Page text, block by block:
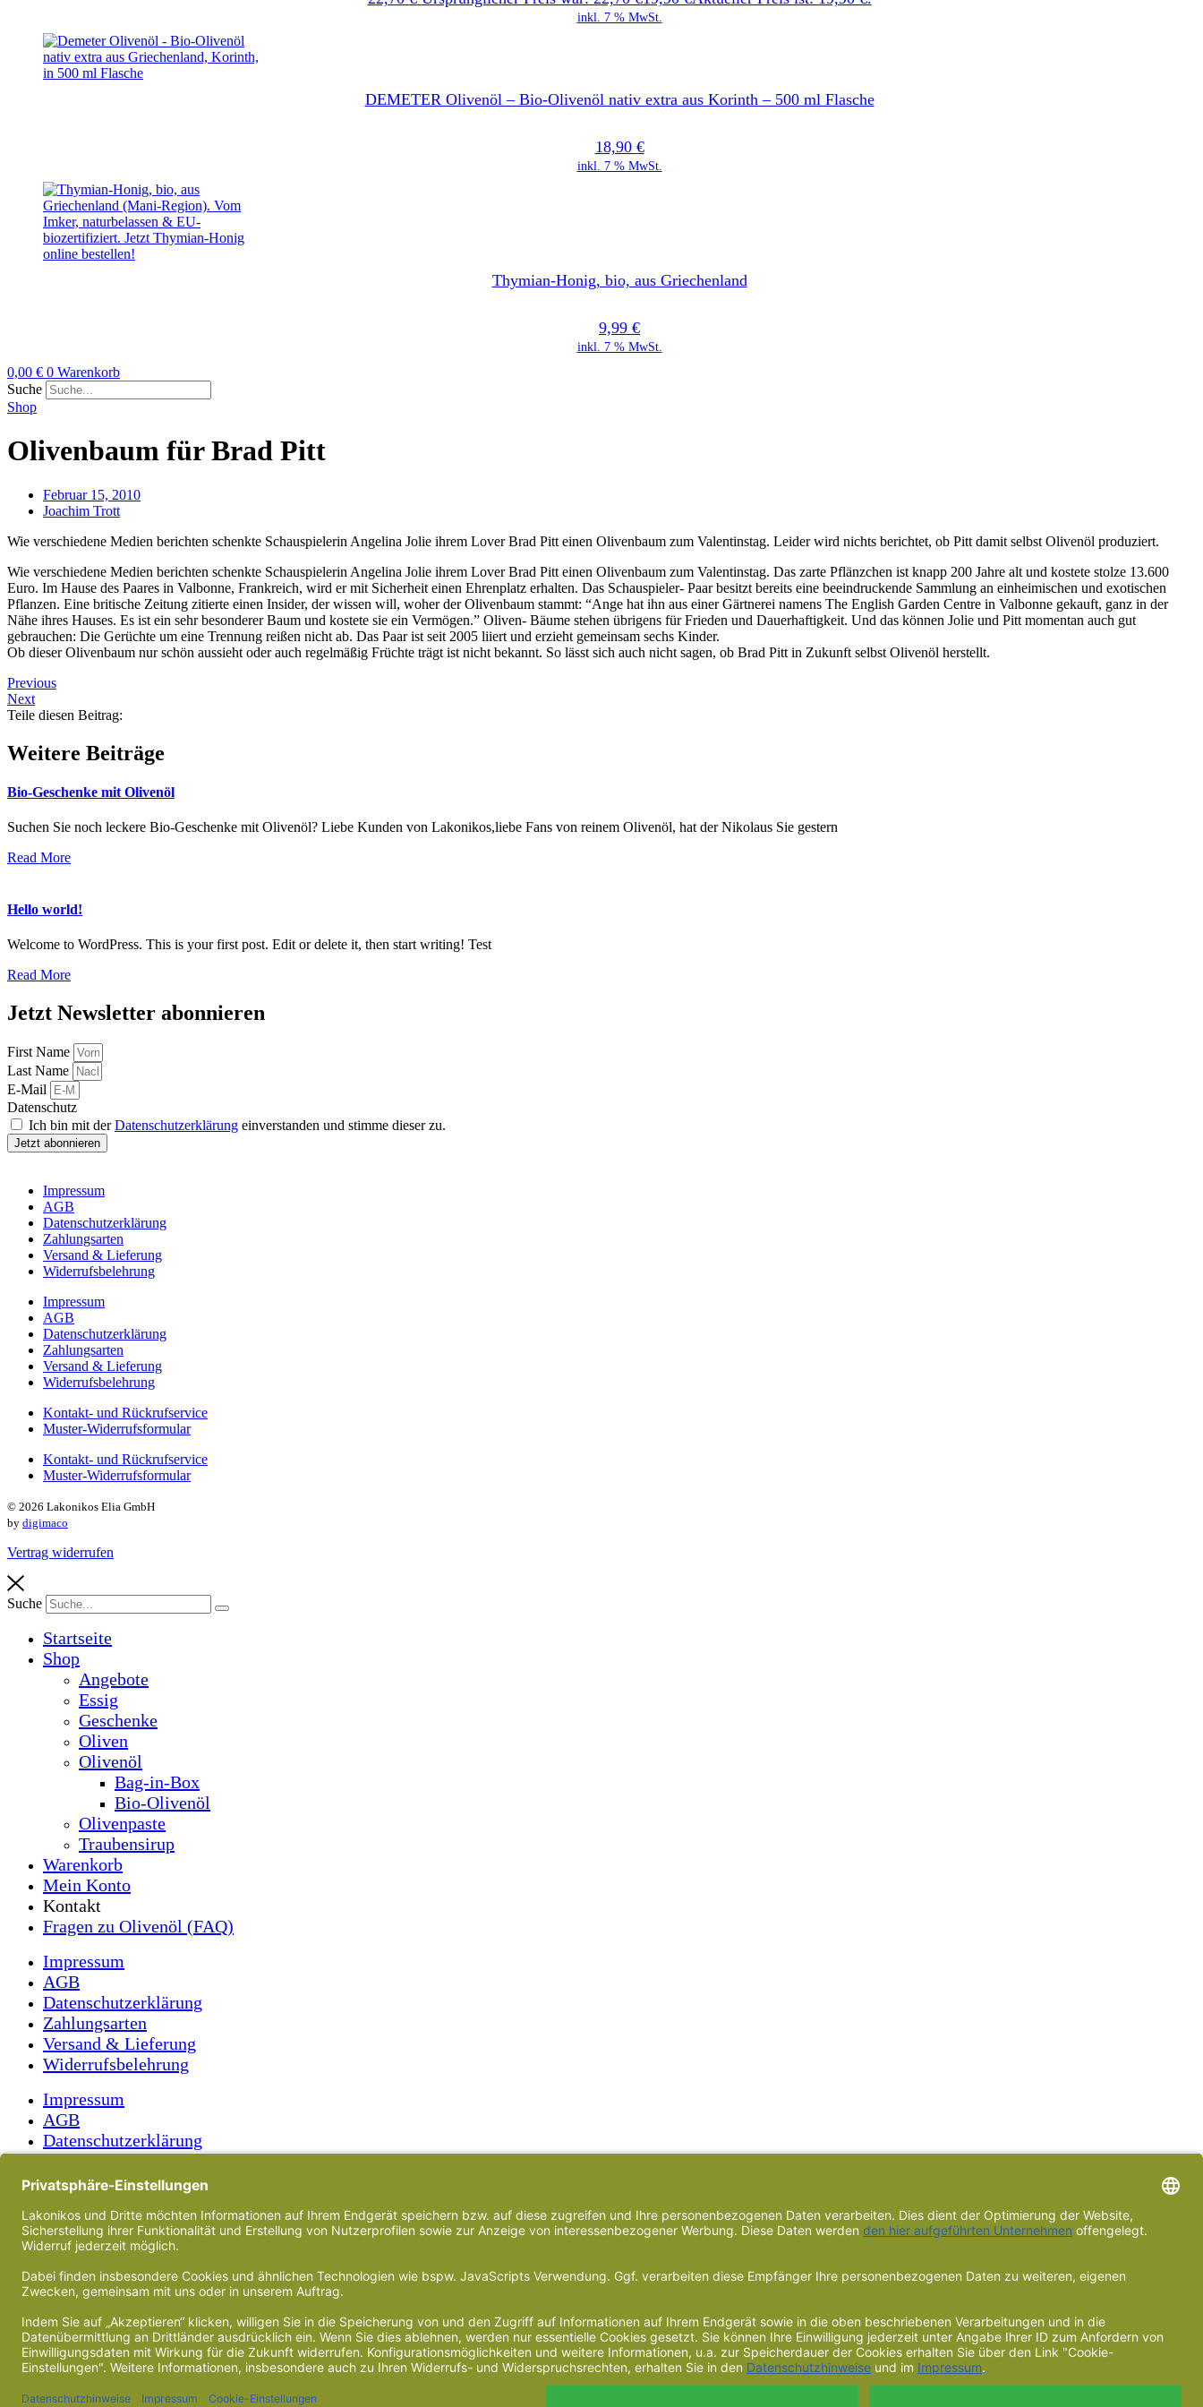
inkl. 7 % MwSt.
DEMETER Olivenöl – Bio-Olivenöl nativ extra aus Korinth – 500 ml Flasche
18,90 €
inkl. 7 % MwSt.
Thymian-Honig, bio, aus Griechenland
9,99 €
inkl. 7 % MwSt.
0,00 € 0 Warenkorb
Suche
Shop
Olivenbaum für Brad Pitt
Februar 15, 2010
Joachim Trott
Wie verschiedene Medien berichten schenkte Schauspielerin Angelina Jolie ihrem Lover Brad Pitt einen Olivenbaum zum Valentinstag. Leider wird nichts berichtet, ob Pitt damit selbst Olivenöl produziert.
Wie verschiedene Medien berichten schenkte Schauspielerin Angelina Jolie ihrem Lover Brad Pitt einen Olivenbaum zum Valentinstag. Das zarte Pflänzchen ist knapp 200 Jahre alt und kostete stolze 13.600
Euro. Im Hause des Paares in Valbonne, Frankreich, wird er mit Sicherheit einen Ehrenplatz erhalten. Das Schauspieler- Paar besitzt bereits eine beeindruckende Sammlung an einheimischen und exotischen
Pflanzen. Eine britische Zeitung zitierte einen Insider, der wissen will, woher der Olivenbaum stammt: “Ange hat ihn aus einer Gärtnerei namens The English Garden Centre in Valbonne gekauft, ganz in der
Nähe ihres Hauses. Es ist ein sehr besonderer Baum und kostete sie ein Vermögen.” Oliven- Bäume stehen übrigens für Frieden und Dauerhaftigkeit. Und das können Jolie und Pitt momentan auch gut
gebrauchen: Die Gerüchte um eine Trennung reißen nicht ab. Das Paar ist seit 2005 liiert und erzieht gemeinsam sechs Kinder.
Ob dieser Olivenbaum nur schön aussieht oder auch regelmäßig Früchte trägt ist nicht bekannt. So lässt sich auch nicht sagen, ob Brad Pitt in Zukunft selbst Olivenöl herstellt.
Previous
Next
Teile diesen Beitrag:
Weitere Beiträge
Bio-Geschenke mit Olivenöl
Suchen Sie noch leckere Bio-Geschenke mit Olivenöl? Liebe Kunden von Lakonikos,liebe Fans von reinem Olivenöl, hat der Nikolaus Sie gestern
Read More
Hello world!
Welcome to WordPress. This is your first post. Edit or delete it, then start writing! Test
Read More
Jetzt Newsletter abonnieren
First Name
Last Name
E-Mail
Datenschutz
Ich bin mit derDatenschutzerklärung einverstanden und stimme dieser zu.
Jetzt abonnieren
Impressum
AGB
Datenschutzerklärung
Zahlungsarten
Versand & Lieferung
Widerrufsbelehrung
Impressum
AGB
Datenschutzerklärung
Zahlungsarten
Versand & Lieferung
Widerrufsbelehrung
Kontakt- und Rückrufservice
Muster-Widerrufsformular
Kontakt- und Rückrufservice
Muster-Widerrufsformular
© 2026 Lakonikos Elia GmbH
by digimaco
Vertrag widerrufen
Suche
Startseite
Shop
Angebote
Essig
Geschenke
Oliven
Olivenöl
Bag-in-Box
Bio-Olivenöl
Olivenpaste
Traubensirup
Warenkorb
Mein Konto
Kontakt
Fragen zu Olivenöl (FAQ)
Impressum
AGB
Datenschutzerklärung
Zahlungsarten
Versand & Lieferung
Widerrufsbelehrung
Impressum
AGB
Datenschutzerklärung
Versand & Lieferung
Vorname
Name
E-Mail-Adresse
Ihre Nachricht
Wir, die Lakonikos Elia GmbH, versenden in unregelmäßigen Abständen einen Newsletter / unsere Olivenöl-News per E-Mail, mit dem wir Sie über aktuelle Leistungen und Angebote aus unserem Sortiment